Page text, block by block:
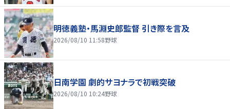
明徳義塾・馬淵史郎監督 引き際を言及
2026/08/10 11:58野球
日南学園 劇的サヨナラで初戦突破
2026/08/10 10:24野球